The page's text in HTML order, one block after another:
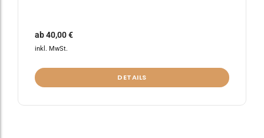
ab40,00€
inkl. MwSt.
DETAILS